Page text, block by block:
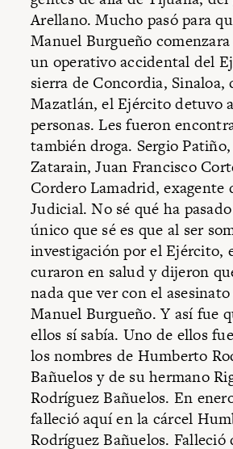
Arellano. Mucho pasó para
Manuel Burgueño
un operativo accidental del
sierra de Concordia, Sinaloa,
Mazatlán, el Ejército detuvo
personas. Les fueron
también droga. Sergio
Zatarain, Juan Francisco
Cordero Lamadrid, exagente
Judicial. No sé qué ha
único que sé es que al ser
investigación por el Ejército,
curaron en salud y dijeron
nada que ver con el
Manuel Burgueño. Y así fue
ellos sí sabía. Uno de ellos
los nombres de Humberto
Bañuelos y de su hermano
Rodríguez Bañuelos. En
falleció aquí en la cárcel
Rodríguez Bañuelos.